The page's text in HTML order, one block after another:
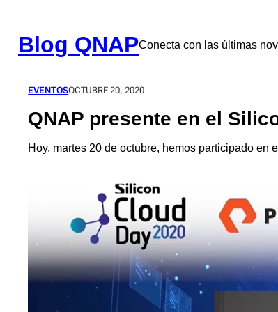
contenido
Blog QNAPConecta con las últimas
EVENTOSOCTUBRE 20, 2020
QNAP presente en el
Hoy, martes 20 de octubre, hemos participado